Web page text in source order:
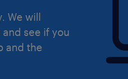
We will
see if you
and the